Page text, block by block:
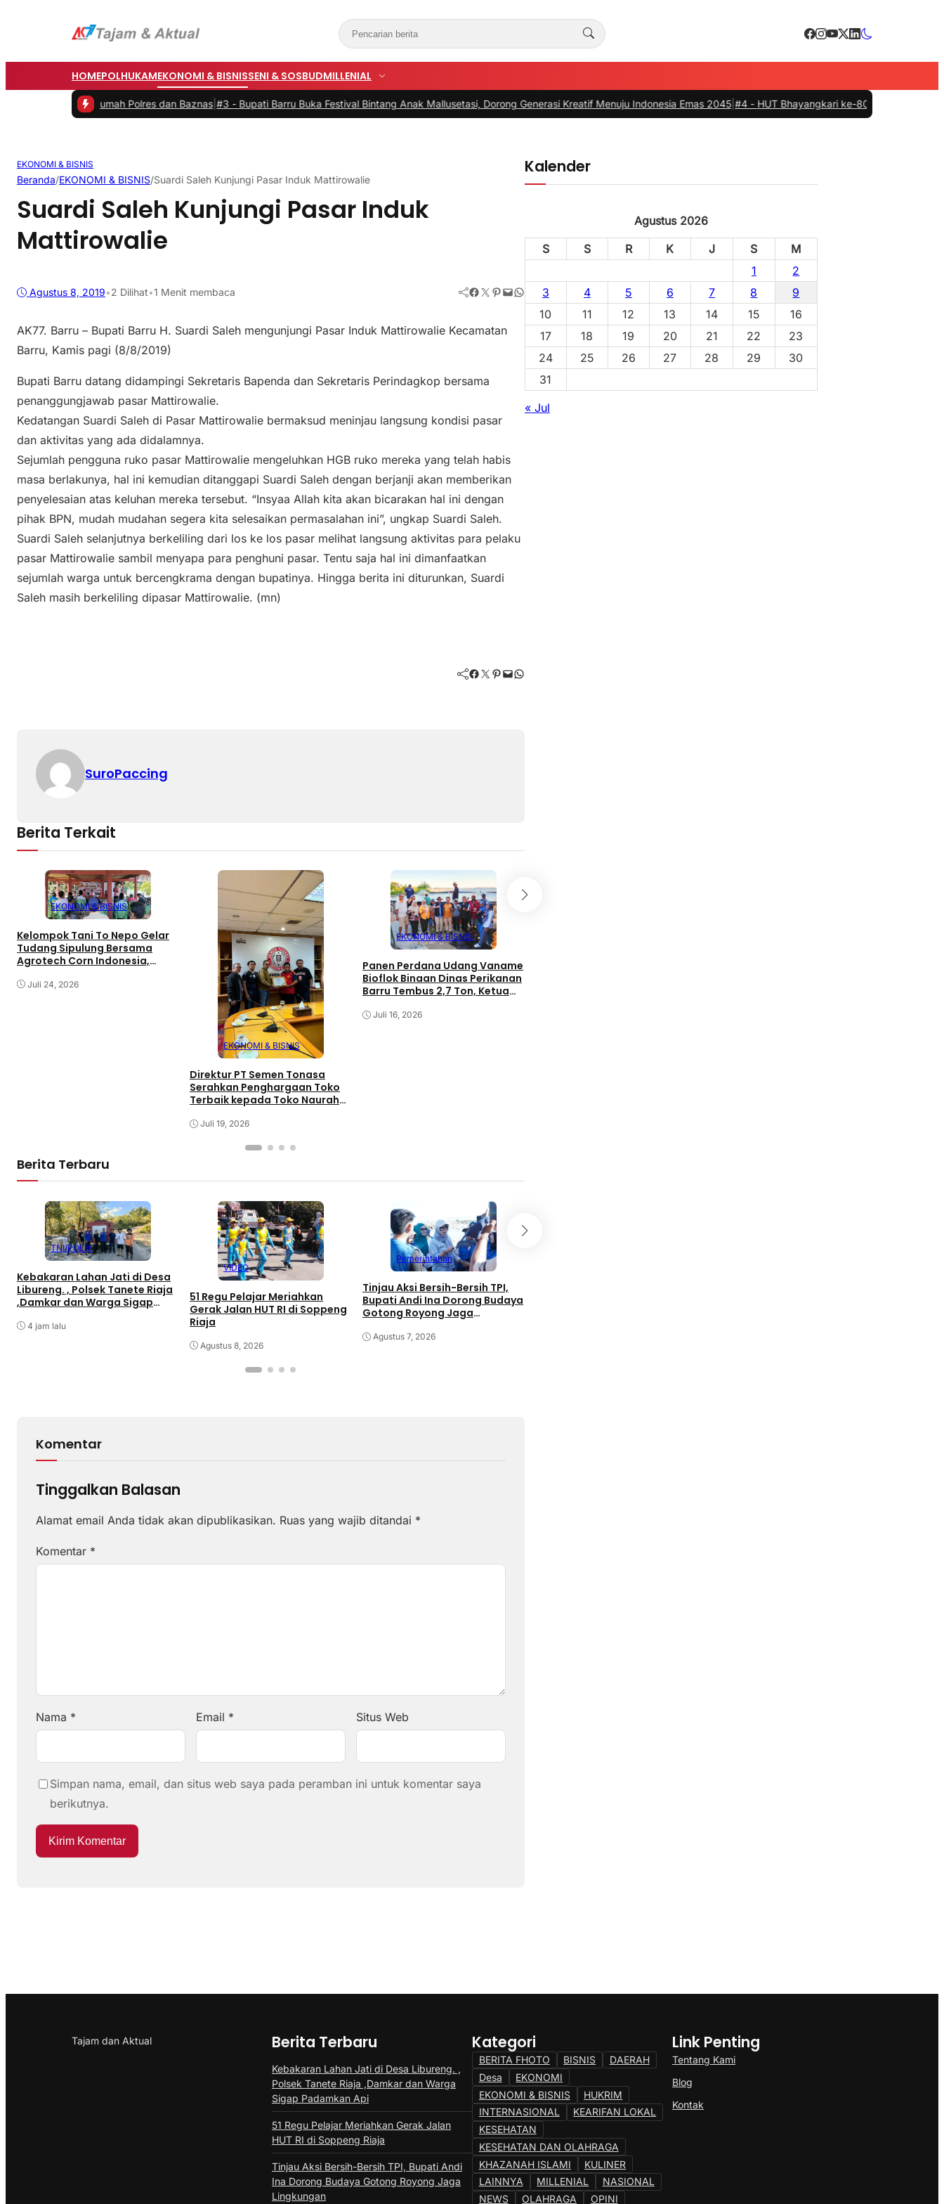
HOMEPOLHUKAMEKONOMI & BISNISSENI & SOSBUDMILLENIAL
Bedah Rumah Polres dan Baznas|#3 -Bupati Barru Buka Festival Bintang Anak Mallusetasi, Dorong Generasi Kreatif Menuju Indonesia Emas 2045|#4 -HUT Bhayangkari ke-80, Pemkab Barru, Polres
EKONOMI & BISNIS
Beranda/EKONOMI & BISNIS/Suardi Saleh Kunjungi Pasar Induk Mattirowalie
Suardi Saleh Kunjungi Pasar Induk
Mattirowalie
Agustus 8, 2019•2 Dilihat•1 Menit membaca Facebook Twitter Pinterest Mail WhatsApp
AK77. Barru – Bupati Barru H. Suardi Saleh mengunjungi Pasar Induk Mattirowalie Kecamatan
Barru, Kamis pagi (8/8/2019)
Bupati Barru datang didampingi Sekretaris Bapenda dan Sekretaris Perindagkop bersama
penanggungjawab pasar Mattirowalie.
Kedatangan Suardi Saleh di Pasar Mattirowalie bermaksud meninjau langsung kondisi pasar
dan aktivitas yang ada didalamnya.
Sejumlah pengguna ruko pasar Mattirowalie mengeluhkan HGB ruko mereka yang telah habis
masa berlakunya, hal ini kemudian ditanggapi Suardi Saleh dengan berjanji akan memberikan
penyelesaian atas keluhan mereka tersebut. “Insyaa Allah kita akan bicarakan hal ini dengan
pihak BPN, mudah mudahan segera kita selesaikan permasalahan ini”, ungkap Suardi Saleh.
Suardi Saleh selanjutnya berkeliling dari los ke los pasar melihat langsung aktivitas para pelaku
pasar Mattirowalie sambil menyapa para penghuni pasar. Tentu saja hal ini dimanfaatkan
sejumlah warga untuk bercengkrama dengan bupatinya. Hingga berita ini diturunkan, Suardi
Saleh masih berkeliling dipasar Mattirowalie. (mn)
Facebook Twitter Pinterest Mail WhatsApp
SuroPaccing
Berita Terkait
EKONOMI & BISNIS
Kelompok Tani To Nepo Gelar
Tudang Sipulung Bersama
Agrotech Corn Indonesia,
Petani Sejahtera
Juli 24, 2026
EKONOMI & BISNIS
Direktur PT Semen Tonasa
Serahkan Penghargaan Toko
Terbaik kepada Toko Naurah
Juli 19, 2026
EKONOMI & BISNIS
Panen Perdana Udang Vaname
Bioflok Binaan Dinas Perikanan
Barru Tembus 2,7 Ton, Ketua
Pengembangan Perikanan
Juli 16, 2026
Berita Terbaru
TNI/POLRI
Kebakaran Lahan Jati di Desa
Libureng. , Polsek Tanete Riaja
,Damkar dan Warga Sigap
4 jam lalu
VIDEO
51 Regu Pelajar Meriahkan
Gerak Jalan HUT RI di Soppeng
Riaja
Agustus 8, 2026
Pemerintahan
Tinjau Aksi Bersih-Bersih TPI,
Bupati Andi Ina Dorong Budaya
Gotong Royong Jaga
Agustus 7, 2026
Komentar
Tinggalkan Balasan
Alamat email Anda tidak akan dipublikasikan. Ruas yang wajib ditandai *
Komentar *
Nama * Email * Situs Web
Simpan nama, email, dan situs web saya pada peramban ini untuk komentar saya
berikutnya.
Kalender
Agustus 2026
S
S R K J S
M
1
2
3
4 5 6 7 8
9
10
11 12 13 14 15
16
17
18 19 20 21 22
23
24
25 26 27 28 29
30
31
« Jul
Tajam dan Aktual Berita Terbaru
Kebakaran Lahan Jati di Desa Libureng. ,
Polsek Tanete Riaja ,Damkar dan Warga
Sigap Padamkan Api
51 Regu Pelajar Meriahkan Gerak Jalan
HUT RI di Soppeng Riaja
Tinjau Aksi Bersih-Bersih TPI, Bupati Andi
Ina Dorong Budaya Gotong Royong Jaga
Lingkungan
Kategori
BERITA FHOTO BISNIS
DAERAH
Desa
EKONOMI
EKONOMI & BISNIS
HUKRIM
INTERNASIONAL
KEARIFAN LOKAL
KESEHATAN
KESEHATAN DAN OLAHRAGA
KHAZANAH ISLAMI
KULINER
LAINNYA
MILLENIAL
NASIONAL
NEWS
OLAHRAGA OPINI
Link Penting
Tentang Kami
Blog
Kontak